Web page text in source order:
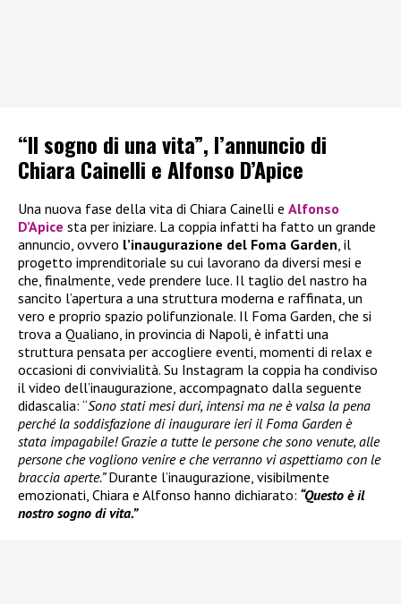
“Il sogno di una vita”, l’annuncio di
Chiara Cainelli e Alfonso D’Apice
Una nuova fase della vita di Chiara Cainelli e Alfonso
D’Apice sta per iniziare. La coppia infatti ha fatto un grande
annuncio, ovvero l’inaugurazione del Foma Garden , il
progetto imprenditoriale su cui lavorano da diversi mesi e
che, finalmente, vede prendere luce. Il taglio del nastro ha
sancito l’apertura a una struttura moderna e raffinata, un
vero e proprio spazio polifunzionale. Il Foma Garden, che si
trova a Qualiano, in provincia di Napoli, è infatti una
struttura pensata per accogliere eventi, momenti di relax e
occasioni di convivialità. Su Instagram la coppia ha condiviso
il video dell’inaugurazione, accompagnato dalla seguente
didascalia: “Sono stati mesi duri, intensi ma ne è valsa la pena
perché la soddisfazione di inaugurare ieri il Foma Garden è
stata impagabile! Grazie a tutte le persone che sono venute, alle
persone che vogliono venire e che verranno vi aspettiamo con le
braccia aperte.”Durante l’inaugurazione, visibilmente
emozionati, Chiara e Alfonso hanno dichiarato: “Questo è il
nostro sogno di vita.”